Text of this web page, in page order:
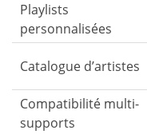
Playlists
personnalisées
Catalogue d’artistes
Compatibilité multi-
supports